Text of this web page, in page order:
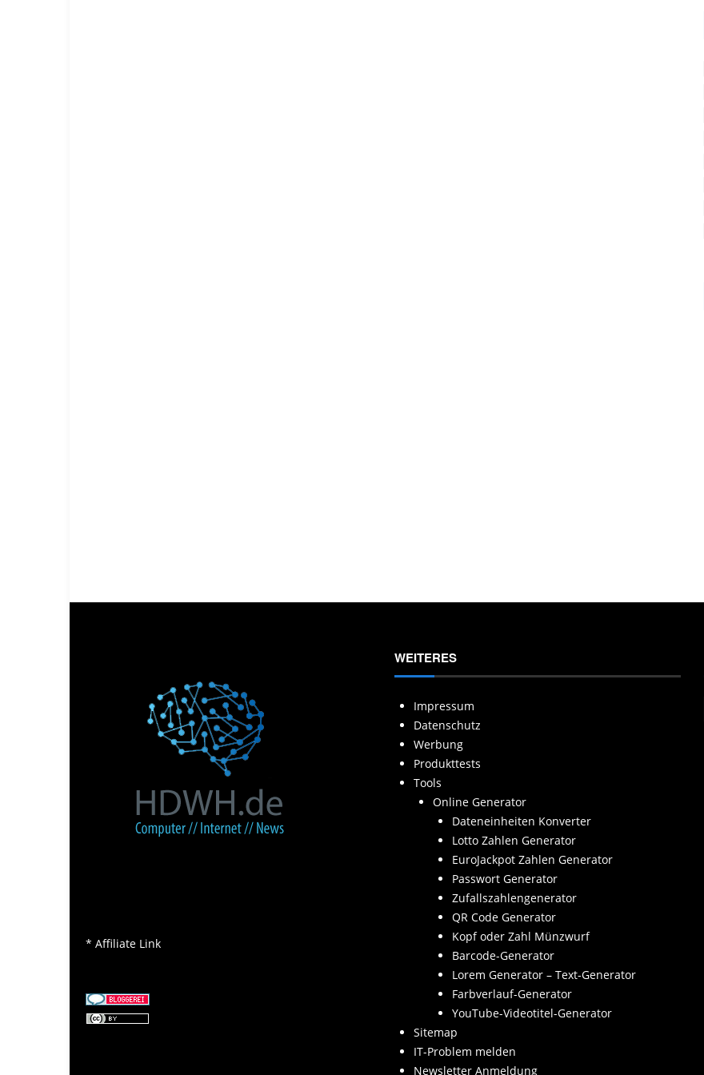
* Affiliate Link
WEITERES
Impressum
Datenschutz
Werbung
Produkttests
Tools
Online Generator
Dateneinheiten Konverter
Lotto Zahlen Generator
EuroJackpot Zahlen Generator
Passwort Generator
Zufallszahlengenerator
QR Code Generator
Kopf oder Zahl Münzwurf
Barcode-Generator
Lorem Generator – Text-Generator
Farbverlauf-Generator
YouTube-Videotitel-Generator
Sitemap
IT-Problem melden
Newsletter Anmeldung